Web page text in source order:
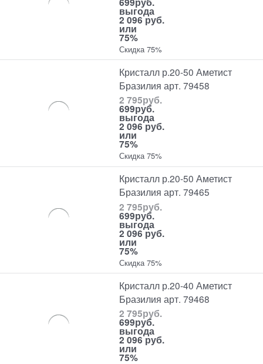
выгода
2 096 руб.
или
75%
Скидка 75%
Кристалл р.20-50 Аметист
Бразилия арт. 79458
2 795руб.
699руб.
выгода
2 096 руб.
или
75%
Скидка 75%
Кристалл р.20-50 Аметист
Бразилия арт. 79465
2 795руб.
699руб.
выгода
2 096 руб.
или
75%
Скидка 75%
Кристалл р.20-40 Аметист
Бразилия арт. 79468
2 795руб.
699руб.
выгода
2 096 руб.
или
75%